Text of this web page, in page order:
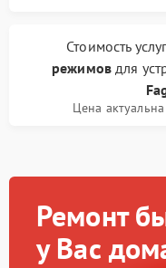
Стоимость
режимовдля
Цена
Ремонт
у Вас